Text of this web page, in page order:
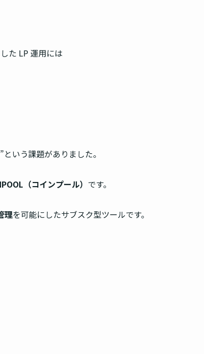
た LP 運用には
いう課題がありました。
（コインプール） です。
理を可能にしたサブスク型ツールです。